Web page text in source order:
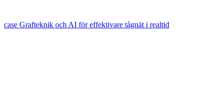
case Grafteknik och AI för effektivare tågnät i realtid